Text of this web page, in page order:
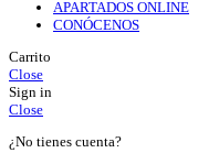
APARTADOS ONLINE
CONÓCENOS
Carrito
Close
Sign in
Close
¿No tienes cuenta?